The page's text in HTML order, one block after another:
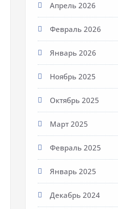
Апрель 2026
Февраль 2026
Январь 2026
Ноябрь 2025
Октябрь 2025
Март 2025
Февраль 2025
Январь 2025
Декабрь 2024